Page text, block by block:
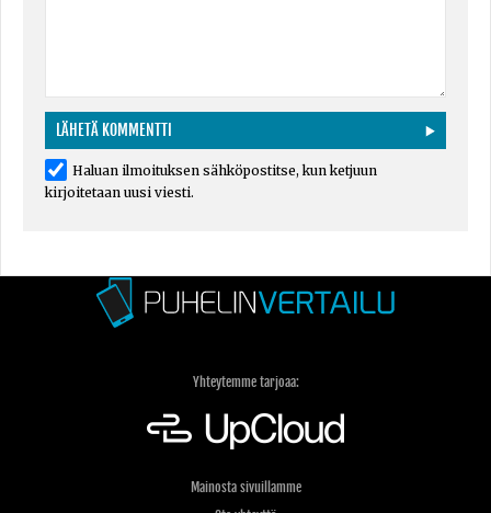
Haluan ilmoituksen sähköpostitse, kun ketjuun
kirjoitetaan uusi viesti.
Yhteytemme tarjoaa:
Mainosta sivuillamme